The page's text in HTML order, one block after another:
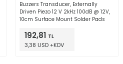
Buzzers Transducer, Externally
Driven Piezo 12 V 2kHz 100dB @ 12V,
10cm Surface Mount Solder Pads
192,81 TL
3,38 USD +KDV